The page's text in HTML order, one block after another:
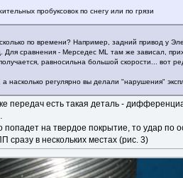
пробуксовок по снегу или по грязи
по времени? Например, задний привод у
Для сравнения - Мерседес ML там же зависал,
равносильна большой скорости... вот
насколько регулярно вы делали "нарушения"
передач есть такая деталь -
попадет на твердое покрытие, то удар по
сразу в нескольких местах (рис. 3)